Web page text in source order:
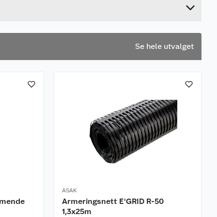
Se hele utvalget
ASAK
Armeringsnett E'GRID R-50
1,3x25m